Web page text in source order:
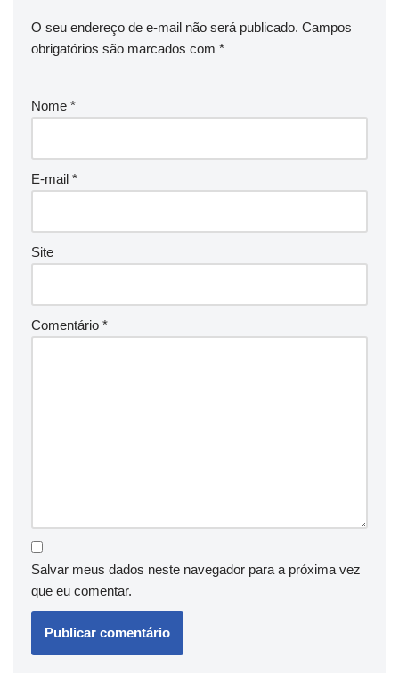
O seu endereço de e-mail não será publicado. Campos
obrigatórios são marcados com *
Nome *
E-mail *
Site
Comentário *
Salvar meus dados neste navegador para a próxima vez
que eu comentar.